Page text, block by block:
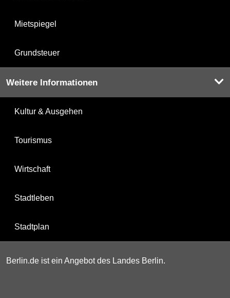
Mietspiegel
Grundsteuer
Weitere Informationen
Kultur & Ausgehen
Tourismus
Wirtschaft
Stadtleben
Stadtplan
Berlin.de ist ein Angebot des Landes Berlin.